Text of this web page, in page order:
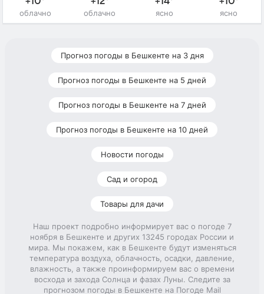
облачно облачно ясно ясно
Прогноз погоды в Бешкенте на 3 дня
Прогноз погоды в Бешкенте на 5 дней
Прогноз погоды в Бешкенте на 7 дней
Прогноз погоды в Бешкенте на 10 дней
Новости погоды
Сад и огород
Товары для дачи
Наш проект подробно информирует вас о погоде 7
ноября в Бешкенте и других 13245 городах России и
мира. Мы покажем, как в Бешкенте будут изменяться
температура воздуха, облачность, осадки, давление,
влажность, а также проинформируем вас о времени
восхода и захода Солнца и фазах Луны. Следите за
прогнозом погоды в Бешкенте на Погоде Mail